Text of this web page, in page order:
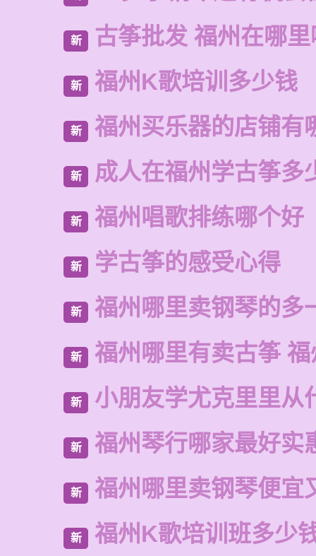
新 古筝批发 福州在哪
新 福州K歌培训多少钱
新 福州买乐器的店铺有
新 成人在福州学古筝多
新 福州唱歌排练哪个好
新 学古筝的感受心得
新 福州哪里卖钢琴的多
新 福州哪里有卖古筝
新 小朋友学尤克里里从
新 福州琴行哪家最好实
新 福州哪里卖钢琴便宜
新 福州K歌培训班多少